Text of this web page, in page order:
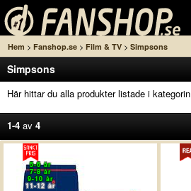
Hem > Fanshop.se > Film & TV > Simpsons
Simpsons
Här hittar du alla produkter listade i kategorin
1-4 av 4
5-6 år
7-8 år
9-10 år
11-12 år